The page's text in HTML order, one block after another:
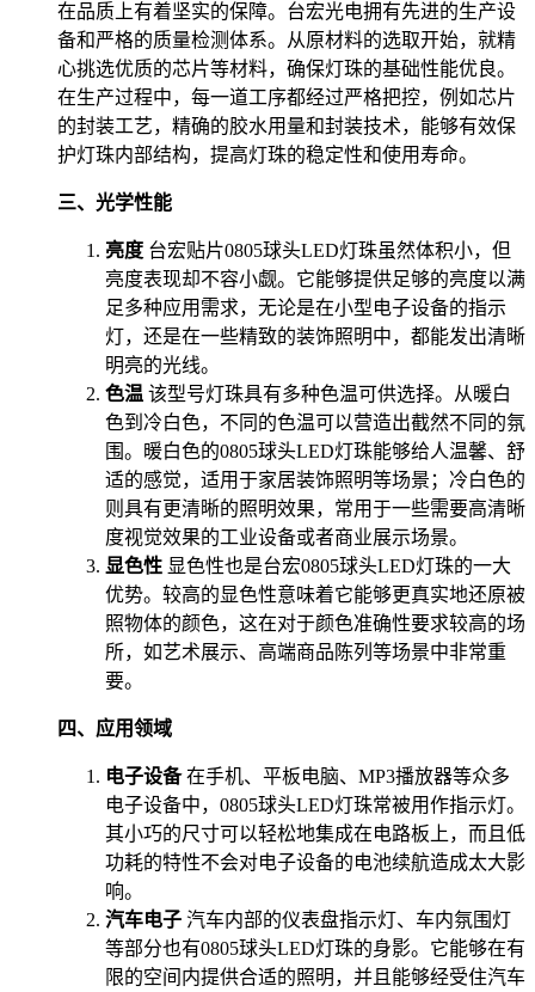
在品质上有着坚实的保障。台宏光电拥有先进的生产设
备和严格的质量检测体系。从原材料的选取开始，就精
心挑选优质的芯片等材料，确保灯珠的基础性能优良。
在生产过程中，每一道工序都经过严格把控，例如芯片
的封装工艺，精确的胶水用量和封装技术，能够有效保
护灯珠内部结构，提高灯珠的稳定性和使用寿命。
三、光学性能
亮度 台宏贴片0805球头LED灯珠虽然体积小，但
亮度表现却不容小觑。它能够提供足够的亮度以满
足多种应用需求，无论是在小型电子设备的指示
灯，还是在一些精致的装饰照明中，都能发出清晰
明亮的光线。
色温 该型号灯珠具有多种色温可供选择。从暖白
色到冷白色，不同的色温可以营造出截然不同的氛
围。暖白色的0805球头LED灯珠能够给人温馨、舒
适的感觉，适用于家居装饰照明等场景；冷白色的
则具有更清晰的照明效果，常用于一些需要高清晰
度视觉效果的工业设备或者商业展示场景。
显色性 显色性也是台宏0805球头LED灯珠的一大
优势。较高的显色性意味着它能够更真实地还原被
照物体的颜色，这在对于颜色准确性要求较高的场
所，如艺术展示、高端商品陈列等场景中非常重
要。
四、应用领域
电子设备在手机、平板电脑、MP3播放器等众多
电子设备中，0805球头LED灯珠常被用作指示灯。
其小巧的尺寸可以轻松地集成在电路板上，而且低
功耗的特性不会对电子设备的电池续航造成太大影
响。
汽车电子 汽车内部的仪表盘指示灯、车内氛围灯
等部分也有0805球头LED灯珠的身影。它能够在有
限的空间内提供合适的照明，并且能够经受住汽车